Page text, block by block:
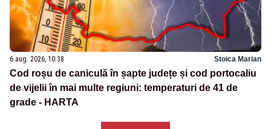
6 aug. 2026, 10:38 Stoica Marian
Cod roșu de caniculă în șapte județe și cod portocaliu
de vijelii în mai multe regiuni: temperaturi de 41 de
grade - HARTA